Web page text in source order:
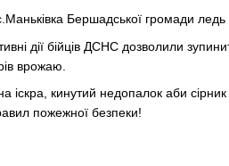
Бершадської громади
дії бійців ДСНС дозволили
врожаю.
кинутий недопалок аби сірник
пожежної безпеки!